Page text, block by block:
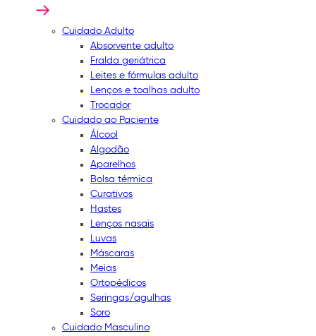
Cuidado Adulto
Absorvente adulto
Fralda geriátrica
Leites e fórmulas adulto
Lenços e toalhas adulto
Trocador
Cuidado ao Paciente
Álcool
Algodão
Aparelhos
Bolsa térmica
Curativos
Hastes
Lenços nasais
Luvas
Máscaras
Meias
Ortopédicos
Seringas/agulhas
Soro
Cuidado Masculino